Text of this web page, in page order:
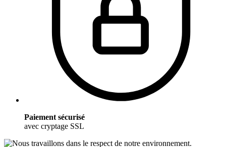
Paiement sécurisé
avec cryptage SSL